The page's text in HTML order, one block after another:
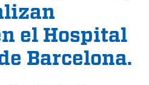
el Hospital
Barcelona.